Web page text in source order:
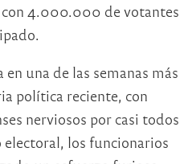
4.000.000 de votantes
una de las semanas más
política reciente, con
nerviosos por casi todos
electoral, los funcionarios